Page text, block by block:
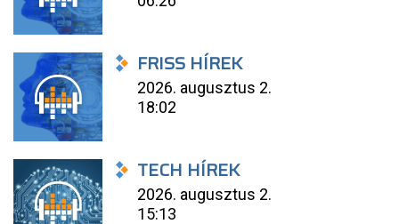
FRISS HÍREK
2026. augusztus 2.
18:02
TECH HÍREK
2026. augusztus 2.
15:13